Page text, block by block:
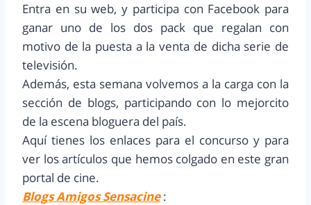
Entra en su web, y participa con Facebook para
ganar uno de los dos pack que regalan con
motivo de la puesta a la venta de dicha serie de
televisión.
Además, esta semana volvemos a la carga con la
sección de blogs, participando con lo mejorcito
de la escena bloguera del país.
Aquí tienes los enlaces para el concurso y para
ver los artículos que hemos colgado en este gran
portal de cine.
Blogs Amigos Sensacine :